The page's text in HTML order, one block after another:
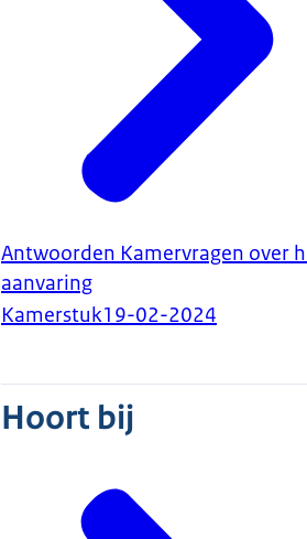
Antwoorden Kamervragen over
aanvaring
Kamerstuk19-02-2024
Hoort bij